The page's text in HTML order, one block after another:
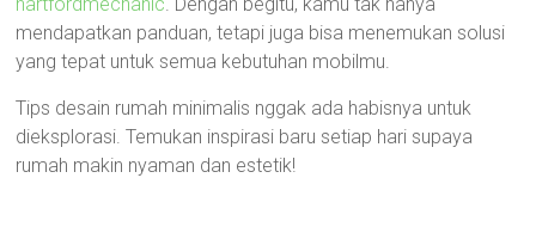
mendapatkan panduan, tetapi juga bisa menemukan solusi
yang tepat untuk semua kebutuhan mobilmu.
Tips desain rumah minimalis nggak ada habisnya untuk
dieksplorasi. Temukan inspirasi baru setiap hari supaya
rumah makin nyaman dan estetik!